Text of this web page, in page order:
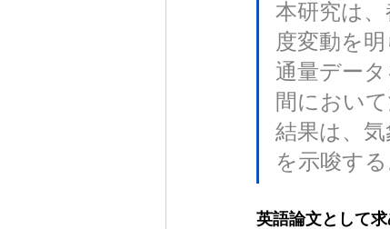
本研究は
度変動を
通量デー
間におい
結果は、
を示唆する
英語論文として